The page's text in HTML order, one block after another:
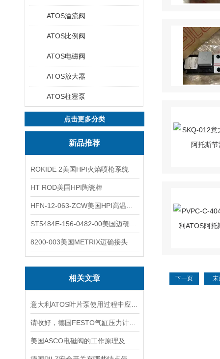
ATOS溢流阀
ATOS比例阀
ATOS电磁阀
ATOS放大器
ATOS柱塞泵
点击更多分类
新品推荐
ROKIDE 2美国HPI火焰喷枪系统
HT ROD美国HPI陶瓷棒
8200-003美国METRIX迈确接头
相关文章 下一页 末